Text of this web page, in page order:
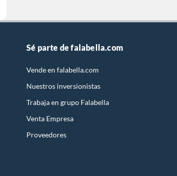
Sé parte de falabella.com
Vende en falabella.com
Nuestros inversionistas
Trabaja en grupo Falabella
Venta Empresa
Proveedores